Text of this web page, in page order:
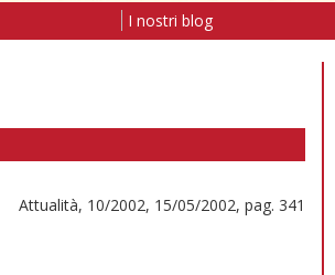
I nostri blog
Attualità, 10/2002, 15/05/2002, pag. 341